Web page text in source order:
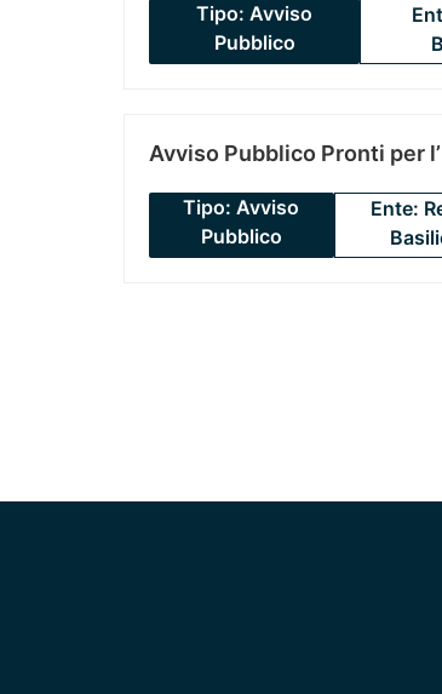
Tipo: Avviso
Pubblico
Avviso Pubblico Pronti per
Tipo: Avviso
Pubblico
Ente: